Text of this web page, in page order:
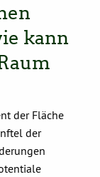
kann
der Fläche
der